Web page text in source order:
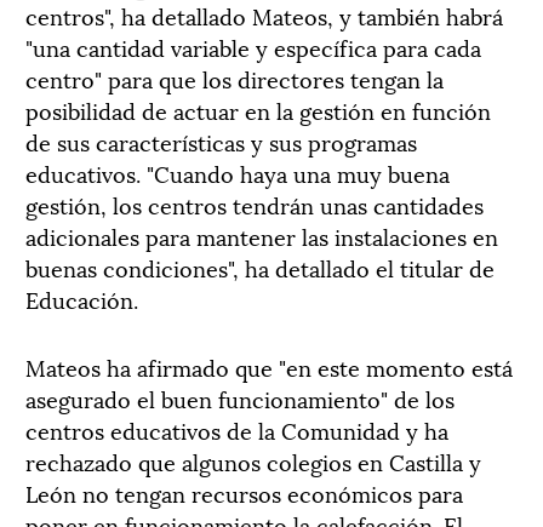
centros", ha detallado Mateos, y también habrá
"una cantidad variable y específica para cada
centro" para que los directores tengan la
posibilidad de actuar en la gestión en función
de sus características y sus programas
educativos. "Cuando haya una muy buena
gestión, los centros tendrán unas cantidades
adicionales para mantener las instalaciones en
buenas condiciones", ha detallado el titular de
Educación.
Mateos ha afirmado que "en este momento está
asegurado el buen funcionamiento" de los
centros educativos de la Comunidad y ha
rechazado que algunos colegios en Castilla y
León no tengan recursos económicos para